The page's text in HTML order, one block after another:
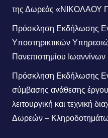
της Δωρεάς «ΝΙΚΟΛΑΟΥ
Πρόσκληση Εκδήλωσης
Υποστηρικτικών
Πανεπιστημίου Ιωαννίνων
Πρόσκληση Εκδήλωσης
σύμβασης ανάθεσης
λειτουργική και τεχνική
Δωρεών –